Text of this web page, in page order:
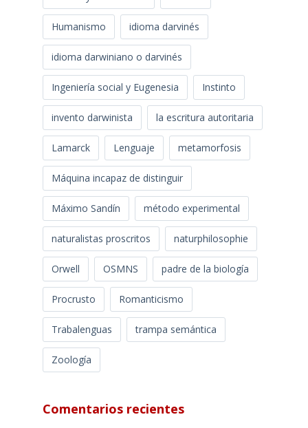
Humanismo idioma darvinés
idioma darwiniano o darvinés
Ingeniería social y Eugenesia Instinto
invento darwinista la escritura autoritaria
Lamarck Lenguaje metamorfosis
Máquina incapaz de distinguir
Máximo Sandín método experimental
naturalistas proscritos naturphilosophie
Orwell OSMNS padre de la biología
Procrusto Romanticismo
Trabalenguas trampa semántica
Zoología
Comentarios recientes